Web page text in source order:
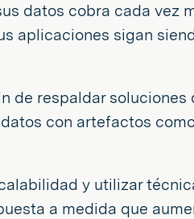
datos cobra cada vez
aplicaciones sigan
de respaldar soluciones
con artefactos
y utilizar
a medida que